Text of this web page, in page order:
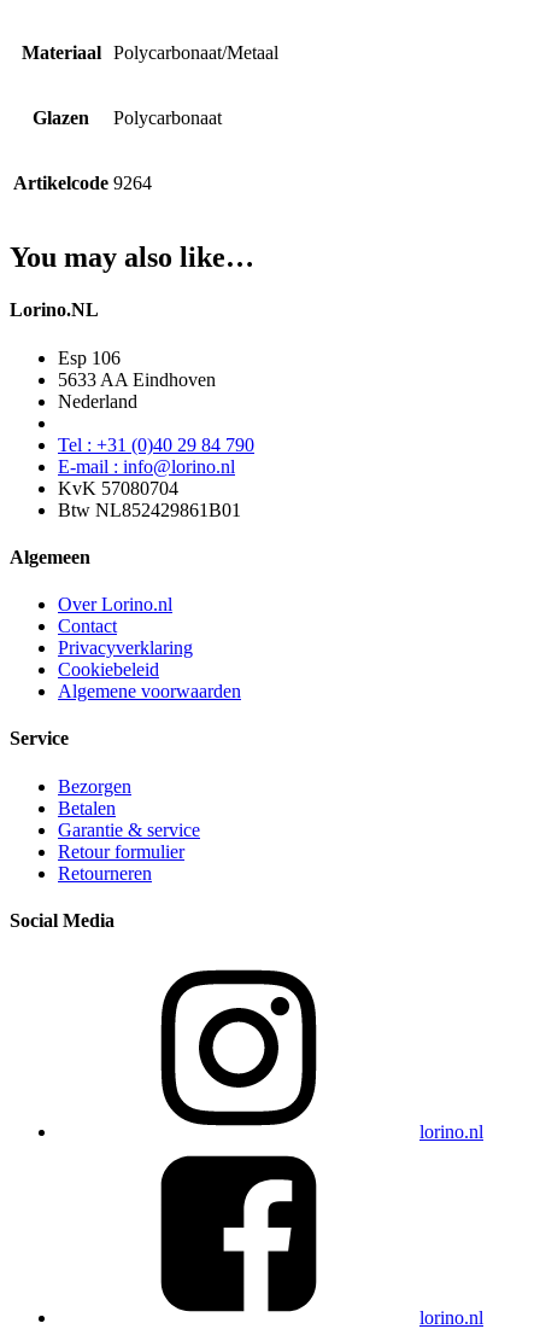
Materiaal Polycarbonaat/Metaal
Glazen Polycarbonaat
Artikelcode 9264
You may also like…
Lorino.NL
Esp 106
5633 AA Eindhoven
Nederland
Tel : +31 (0)40 29 84 790
E-mail : info@lorino.nl
KvK 57080704
Btw NL852429861B01
Algemeen
Over Lorino.nl
Contact
Privacyverklaring
Cookiebeleid
Algemene voorwaarden
Service
Bezorgen
Betalen
Garantie & service
Retour formulier
Retourneren
Social Media
lorino.nl
lorino.nl